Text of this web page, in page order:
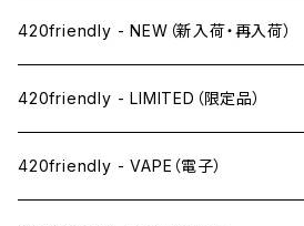
420friendly - NEW（新入荷・再入荷）
420friendly - LIMITED（限定品）
420friendly - VAPE（電子）